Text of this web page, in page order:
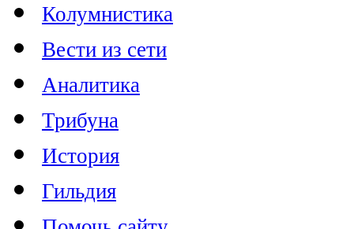
Колумнистика
Вести из сети
Аналитика
Трибуна
История
Гильдия